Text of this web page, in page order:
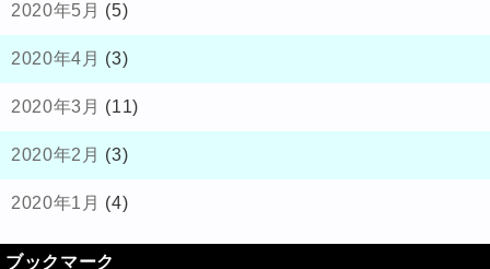
2020年5月 (5)
2020年4月 (3)
2020年3月 (11)
2020年2月 (3)
2020年1月 (4)
ブックマーク